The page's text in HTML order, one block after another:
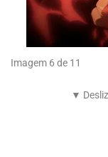
Imagem 6 de 11
▼